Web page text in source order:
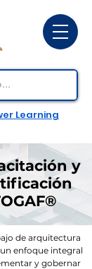
Learning
y
de arquitectura
enfoque integral
y gobernar